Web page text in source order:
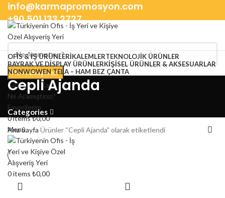
info@karmapromosyon.com
+90 501 133 2727
Ne Aramıştınız?
Giriş Yap / Kayıt Ol
Ne Aramıştınız?
Favorilerim
0items₺0,00
Menu
0items ₺0,00
OFIS & İŞ ÜRÜNLERIKALEMLERTEKNOLOJIK ÜRÜNLER
BAYRAK VE DISPLAY ÜRÜNLERKIŞISEL ÜRÜNLER & AKSESUARLAR
NONWOWEN TELA – HAM BEZ ÇANTA
Cepli Ajanda
Categories
Ana Sayfa Ürünler “Cepli Ajanda” olarak etiketlendi